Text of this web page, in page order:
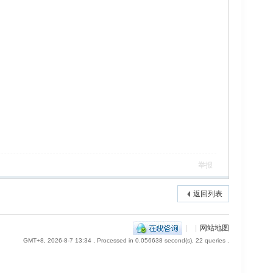
举报
返回列表
| | 网站地图
GMT+8, 2026-8-7 13:34 , Processed in 0.056638 second(s), 22 queries .